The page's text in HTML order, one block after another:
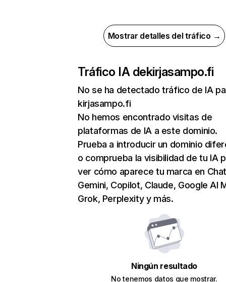
Mostrar detalles del tráfico →
Tráfico IA dekirjasampo.fi
No se ha detectado tráfico de IA
kirjasampo.fi
No hemos encontrado visitas de
plataformas de IA a este dominio.
Prueba a introducir un dominio
o comprueba la visibilidad de tu IA
ver cómo aparece tu marca en
Gemini, Copilot, Claude, Google AI
Grok, Perplexity y más.
Ningún resultado
No tenemos datos que mostrar.